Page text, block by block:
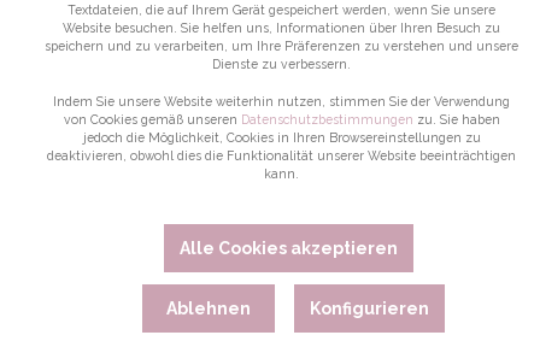
Textdateien, die auf Ihrem Gerät gespeichert werden, wenn Sie unsere
Website besuchen. Sie helfen uns, Informationen über Ihren Besuch zu
speichern und zu verarbeiten, um Ihre Präferenzen zu verstehen und unsere
Dienste zu verbessern.
Indem Sie unsere Website weiterhin nutzen, stimmen Sie der Verwendung
von Cookies gemäß unseren Datenschutzbestimmungen zu. Sie haben
jedoch die Möglichkeit, Cookies in Ihren Browsereinstellungen zu
deaktivieren, obwohl dies die Funktionalität unserer Website beeinträchtigen
kann.
Alle Cookies akzeptieren
Ablehnen Konfigurieren